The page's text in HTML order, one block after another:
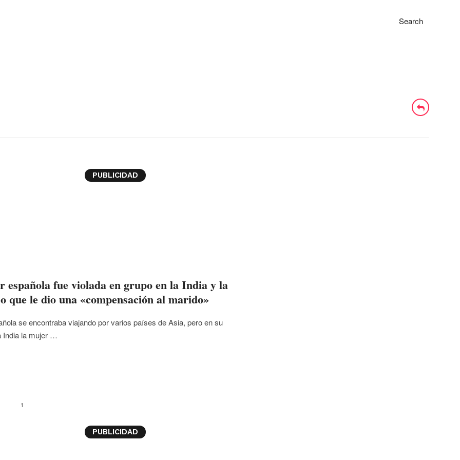
Search
PUBLICIDAD
española fue violada en grupo en la India y la
que le dio una «compensación al marido»
se encontraba viajando por varios países de Asia, pero en su
India la mujer …
1
PUBLICIDAD